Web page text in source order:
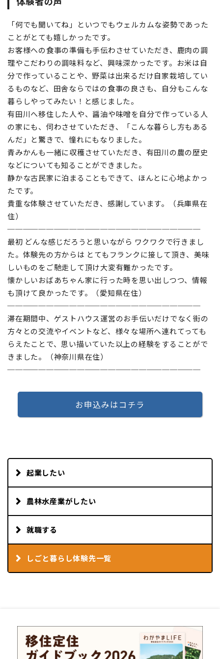
「何でも聞いてね」といつでもウェルカムな姿勢であった
ことがとても嬉しかったです。
お客様への食事の準備も手伝わさせていただき、鹿肉の調
理やこだわりの調味料など、興味深かったです。お米は自
分で作っていることや、野菜は出来るだけ自家栽培してい
るものなど、田舎ならではの食事の良さも、自分もこんな
暮らしやってみたい！と感じました。
有田川へ移住した人や、醤油や味噌を自分で作っている人
の家にも、伺わさせていただき、「こんな暮らし方もある
んだ」と驚きで、憧れにもなりました。
青みかんも一緒に収穫させていただき、有田川の農の歴史
などについても知ることができました。
静かな古民家に泊まることもできて、ほんとに心地よかっ
たです。
貴重な体験させていただき、感謝しています。（兵庫県在
住）
─────────────────────────
最初 どんな感じだろうと思いながら ワクワクで行きまし
た。体験先の方からは とてもフランクに接して頂き、美味
しいものをご馳走して頂け大変有難かったです。
懐かしいおばあちゃん家に行った時を思い出しつつ、情報
も頂けて良かったです。（愛知県在住）
─────────────────────────
滞在期間中、ゲストハウス運営のお手伝いだけでなく街の
方々との交流やイベントなど、様々な場所へ連れてっても
らえたことで、思い描いていた以上の経験をすることがで
きました。（神奈川県在住）
─────────────────────────
お申込みはコチラ
起業したい
農林水産業がしたい
就職する
しごと暮らし体験先一覧